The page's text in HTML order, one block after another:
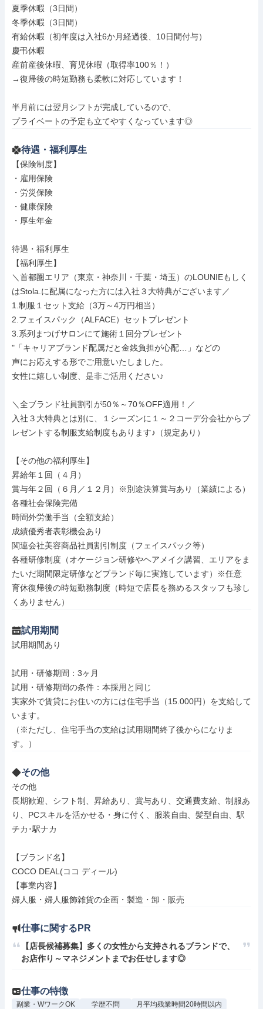
夏季休暇（3日間）
冬季休暇（3日間）
有給休暇（初年度は入社6か月経過後、10日間付与）
慶弔休暇
産前産後休暇、育児休暇（取得率100％！）
→復帰後の時短勤務も柔軟に対応しています！
半月前には翌月シフトが完成しているので、
プライベートの予定も立てやすくなっています◎
待遇・福利厚生
【保険制度】
・雇用保険
・労災保険
・健康保険
・厚生年金
待遇・福利厚生
【福利厚生】
＼首都圏エリア（東京・神奈川・千葉・埼玉）のLOUNIEもしく
はStola.に配属になった方には入社３大特典がございます／
1.制服１セット支給（3万～4万円相当）
2.フェイスパック（ALFACE）セットプレゼント
3.系列まつげサロンにて施術１回分プレゼント
"「キャリアブランド配属だと金銭負担が心配…」などの
声にお応えする形でご用意いたしました。
女性に嬉しい制度、是非ご活用ください♪
＼全ブランド社員割引が50％～70％OFF適用！／
入社３大特典とは別に、１シーズンに１～２コーデ分会社からプ
レゼントする制服支給制度もあります♪（規定あり）
【その他の福利厚生】
昇給年１回（４月）
賞与年２回（６月／１２月）※別途決算賞与あり（業績による）
各種社会保険完備
時間外労働手当（全額支給）
成績優秀者表彰機会あり
関連会社美容商品社員割引制度（フェイスパック等）
各種研修制度（オケージョン研修やヘアメイク講習、エリアをま
たいだ期間限定研修などブランド毎に実施しています）※任意
育休復帰後の時短勤務制度（時短で店長を務めるスタッフも珍し
くありません）
試用期間
試用期間あり
試用・研修期間：3ヶ月
試用・研修期間の条件：本採用と同じ
実家外で賃貸にお住いの方には住宅手当（15.000円）を支給して
います。
（※ただし、住宅手当の支給は試用期間終了後からになりま
その他
その他
長期歓迎、シフト制、昇給あり、賞与あり、交通費支給、制服あ
り、PCスキルを活かせる・身に付く、服装自由、髪型自由、駅
チカ･駅ナカ
【ブランド名】
COCO DEAL(ココ ディール)
【事業内容】
婦人服・婦人服飾雑貨の企画・製造・卸・販売
仕事に関するPR
【店長候補募集】多くの女性から支持されるブランドで、
お店作り～マネジメントまでお任せします◎
仕事の特徴
副業・WワークOK 学歴不問
月平均残業時間20時間以内